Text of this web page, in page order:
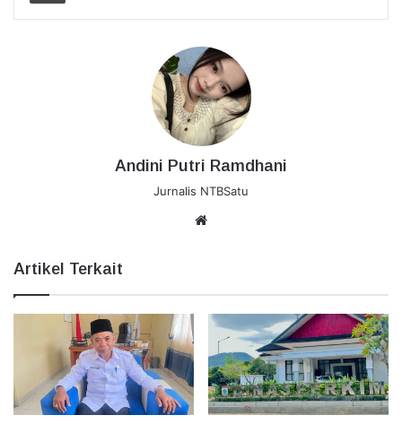
Andini Putri Ramdhani
Jurnalis NTBSatu
Artikel Terkait